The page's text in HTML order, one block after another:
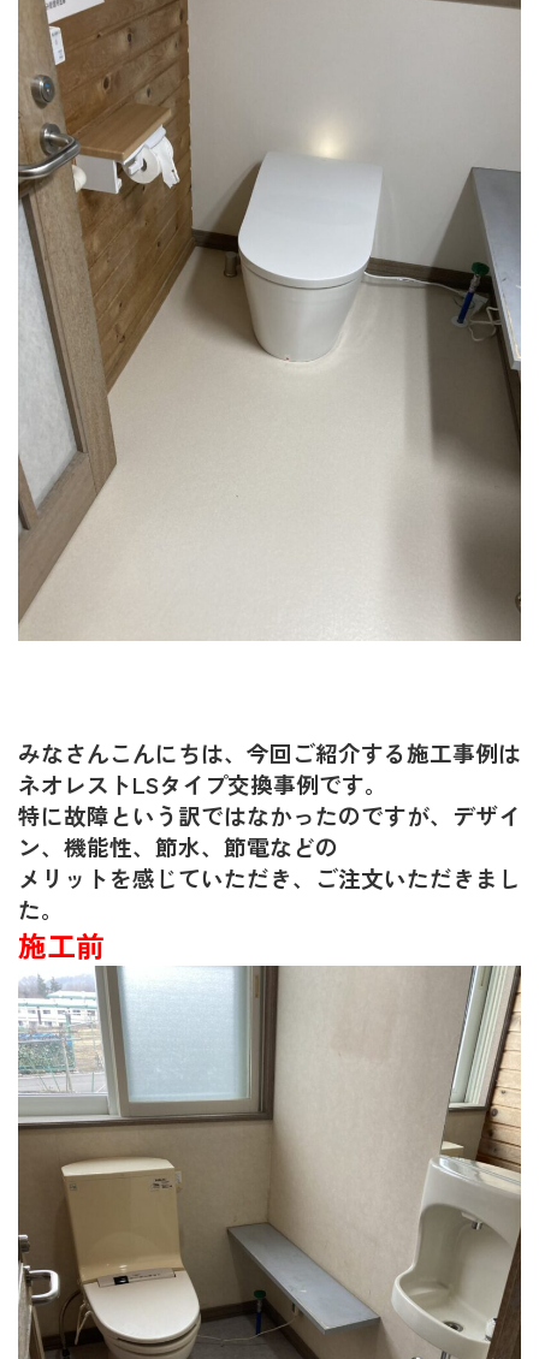
みなさんこんにちは、今回ご紹介する施工事例は
ネオレストLSタイプ交換事例です。
特に故障という訳ではなかったのですが、デザイ
ン、機能性、節水、節電などの
メリットを感じていただき、ご注文いただきまし
た。
施工前